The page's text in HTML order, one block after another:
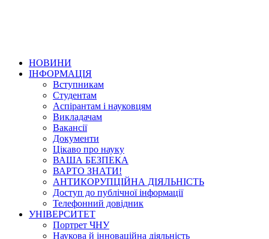
НОВИНИ
ІНФОРМАЦІЯ
Вступникам
Студентам
Аспірантам і науковцям
Викладачам
Вакансії
Документи
Цікаво про науку
ВАША БЕЗПЕКА
ВАРТО ЗНАТИ!
АНТИКОРУПЦІЙНА ДІЯЛЬНІСТЬ
Доступ до публічної інформації
Телефонний довідник
УНІВЕРСИТЕТ
Портрет ЧНУ
Наукова й інноваційна діяльність